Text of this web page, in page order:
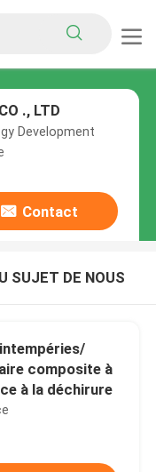
., LTD
Development
Contact
SUJET DE NOUS
composite à
à la déchirure